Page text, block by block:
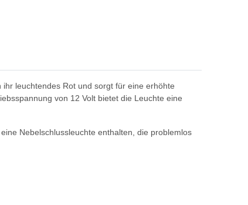
leuchtendes Rot und sorgt für eine erhöhte
von 12 Volt bietet die Leuchte eine
Nebelschlussleuchte enthalten, die problemlos